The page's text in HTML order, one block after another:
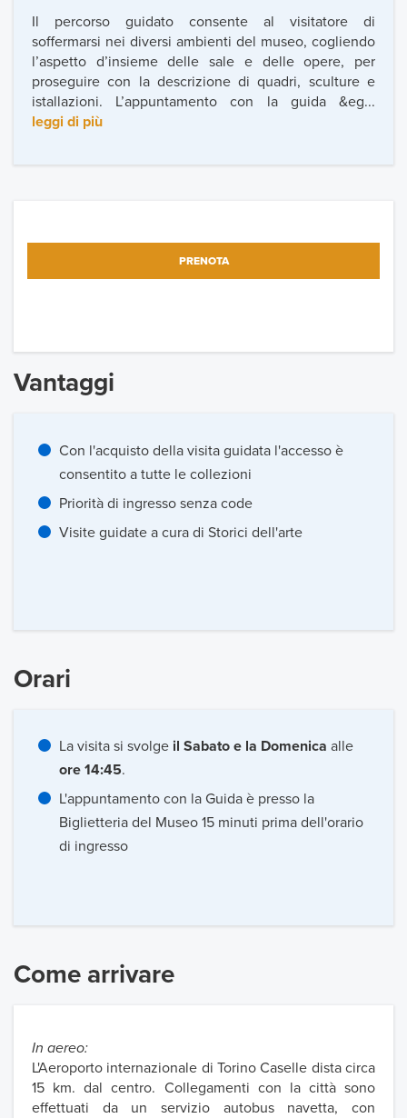
Il percorso guidato consente al visitatore di
soffermarsi nei diversi ambienti del museo, cogliendo
l’aspetto d’insieme delle sale e delle opere, per
proseguire con la descrizione di quadri, sculture e
istallazioni. L’appuntamento con la guida &eg...
leggi di più
PRENOTA
Vantaggi
Con l'acquisto della visita guidata l'accesso è
consentito a tutte le collezioni
Priorità di ingresso senza code
Visite guidate a cura di Storici dell'arte
Orari
La visita si svolge il Sabato e la Domenica alle
ore 14:45.
L'appuntamento con la Guida è presso la
Biglietteria del Museo 15 minuti prima dell'orario
di ingresso
Come arrivare
In aereo:
L'Aeroporto internazionale di Torino Caselle dista circa
15 km. dal centro. Collegamenti con la città sono
effettuati da un servizio autobus navetta, con